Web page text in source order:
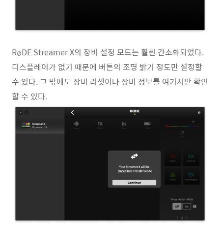
RøDE Streamer X의 장비 설정 모드는 훨씬 간소화되었다.
디스플레이가 없기 때문에 버튼의 조명 밝기 정도만 설정할
수 있다. 그 밖에도 장비 리셋이나 장비 정보를 여기서만 확인
할 수 있다.